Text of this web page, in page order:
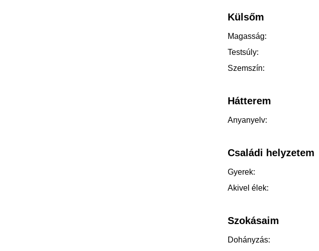
Külsőm
Magasság:
Testsúly:
Szemszín:
Hátterem
Anyanyelv:
Családi helyzetem
Gyerek:
Akivel élek:
Szokásaim
Dohányzás: